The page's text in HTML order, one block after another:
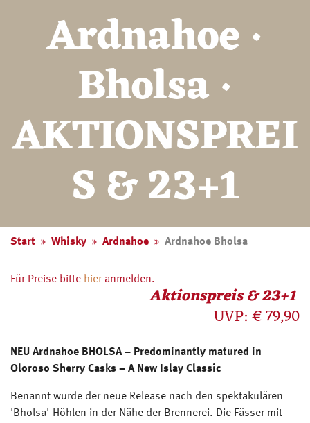
Ardnahoe ·
Bholsa ·
AKTIONSPREI
S & 23+1
Start Whisky Ardnahoe Ardnahoe Bholsa
Für Preise bitte hieranmelden.
Aktionspreis & 23+1
UVP:€ 79,90
NEU Ardnahoe BHOLSA – Predominantly matured in
Oloroso Sherry Casks – A New Islay Classic
Benannt wurde der neue Release nach den spektakulären
'Bholsa'-Höhlen in der Nähe der Brennerei. Die Fässer mit